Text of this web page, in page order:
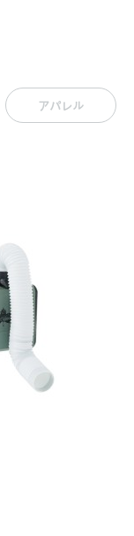
アパレル